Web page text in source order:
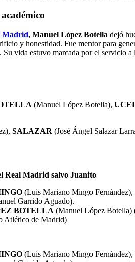
Madrid, Manuel López Botella dejó
y honestidad. Fue mentor para
Su vida estuvo marcada por el
(Manuel López Botella),
SALAZAR (José Ángel Salazar
Real Madrid salvo Juanito
(Luis Mariano Mingo Fernández),
Garrido Aguado).
BOTELLA (Manuel López Botella)
Atlético de Madrid)
(Luis Mariano Mingo Fernández),